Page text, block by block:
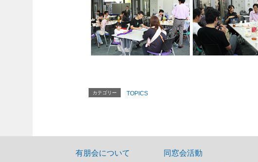
カテゴリー TOPICS
有朋会について 同窓会活動